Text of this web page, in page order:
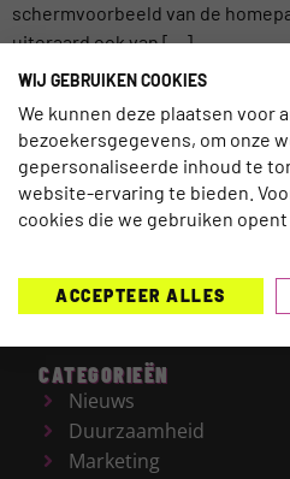
schermvoorbeeld van de
uiteraard ook van […]
TRAVELNEXT is hét leading
gehele reisbranche, met een
reismarkt.Onderwerpen die
onder meer Technologie,
CATEGORIEËN
Nieuws
Duurzaamheid
Marketing
WIJ GEBRUIKEN COOKIES
We kunnen deze plaatsen voor
bezoekersgegevens, om onze
gepersonaliseerde inhoud te
website-ervaring te bieden.
cookies die we gebruiken
ACCEPTEER ALLES